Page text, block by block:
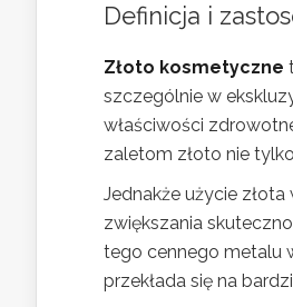
Definicja i
Złoto kosmetyczne
szczególnie w
właściwości
zaletom złoto nie
Jednakże użycie
zwiększania
tego cennego metalu
przekłada się na